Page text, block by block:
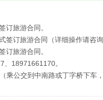
订旅游合同。
订旅游合同（详细操作请咨询
订旅游合同。
18971661170。
乘公交到中南路或丁字桥下车